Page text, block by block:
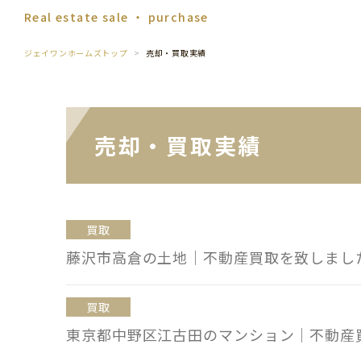
Real estate sale ・ purchase
ジェイワンホームズトップ 売却・買取実績
売却・買取実績
買取
藤沢市高倉の土地｜不動産買取を致しまし
買取
東京都中野区江古田のマンション｜不動産